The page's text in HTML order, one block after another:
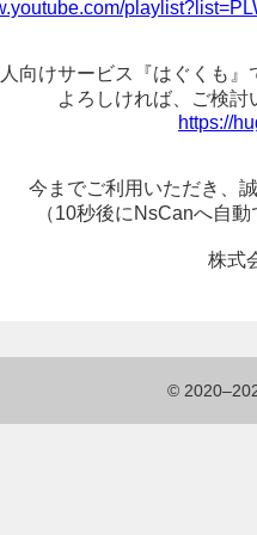
向けサービス『はぐくも』
よろしければ、
ご検討
https://
今までご利用いただき、
（10秒後にNsCanへ自動
株式
©